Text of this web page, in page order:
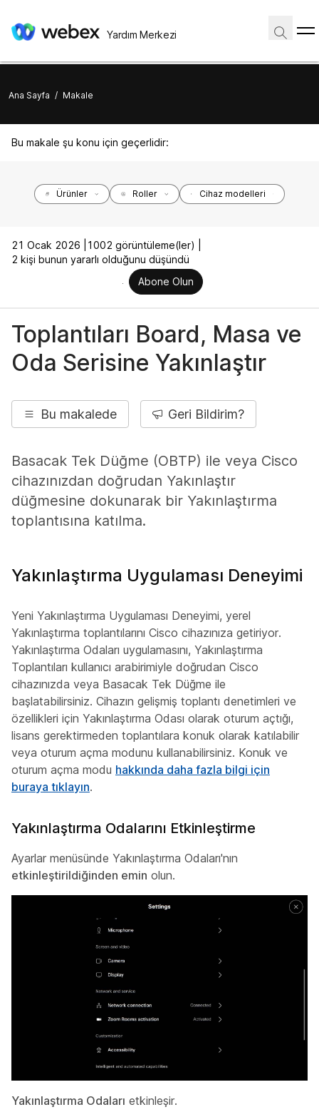
Yardım Merkezi
Ana Sayfa / Makale
Bu makale şu konu için geçerlidir:
Ürünler Roller Cihaz modelleri
21 Ocak 2026 |
1002 görüntüleme(ler) |
2 kişi bunun yararlı olduğunu düşündü
Abone Olun
Toplantıları Board, Masa ve
Oda Serisine Yakınlaştır
Bu makalede Geri Bildirim?
Basacak Tek Düğme (OBTP) ile veya Cisco
cihazınızdan doğrudan Yakınlaştır
düğmesine dokunarak bir Yakınlaştırma
toplantısına katılma.
Yakınlaştırma Uygulaması Deneyimi
Yeni Yakınlaştırma Uygulaması Deneyimi, yerel
Yakınlaştırma toplantılarını Cisco cihazınıza getiriyor.
Yakınlaştırma Odaları uygulamasını, Yakınlaştırma
Toplantıları kullanıcı arabirimiyle doğrudan Cisco
cihazınızda veya Basacak Tek Düğme ile
başlatabilirsiniz. Cihazın gelişmiş toplantı denetimleri ve
özellikleri için Yakınlaştırma Odası olarak oturum açtığı,
lisans gerektirmeden toplantılara konuk olarak katılabilir
veya oturum açma modunu kullanabilirsiniz. Konuk ve
oturum açma modu hakkında daha fazla bilgi için
buraya tıklayın.
Yakınlaştırma Odalarını Etkinleştirme
Ayarlar menüsünde Yakınlaştırma Odaları'nın
etkinleştirildiğinden emin olun.
Yakınlaştırma Odaları etkinleşir.